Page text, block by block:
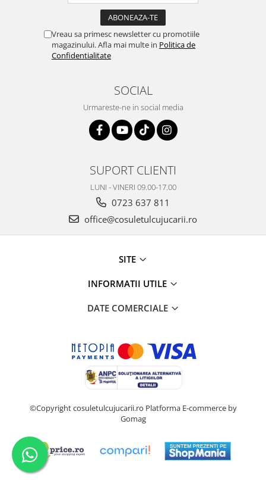
Vreau sa primesc newsletter cu promotiile
magazinului. Afla mai multe in Politica de
Confidentialitate
SOCIAL
Urmareste-ne in social media
SUPORT CLIENTI
LUNI - VINERI 09.00-17.00
0723 637 811
office@cosuletulcujucarii.ro
SITE
INFORMATII UTILE
DATE COMERCIALE
©Copyright cosuletulcujucarii.ro Platforma E-commerce by
Gomag